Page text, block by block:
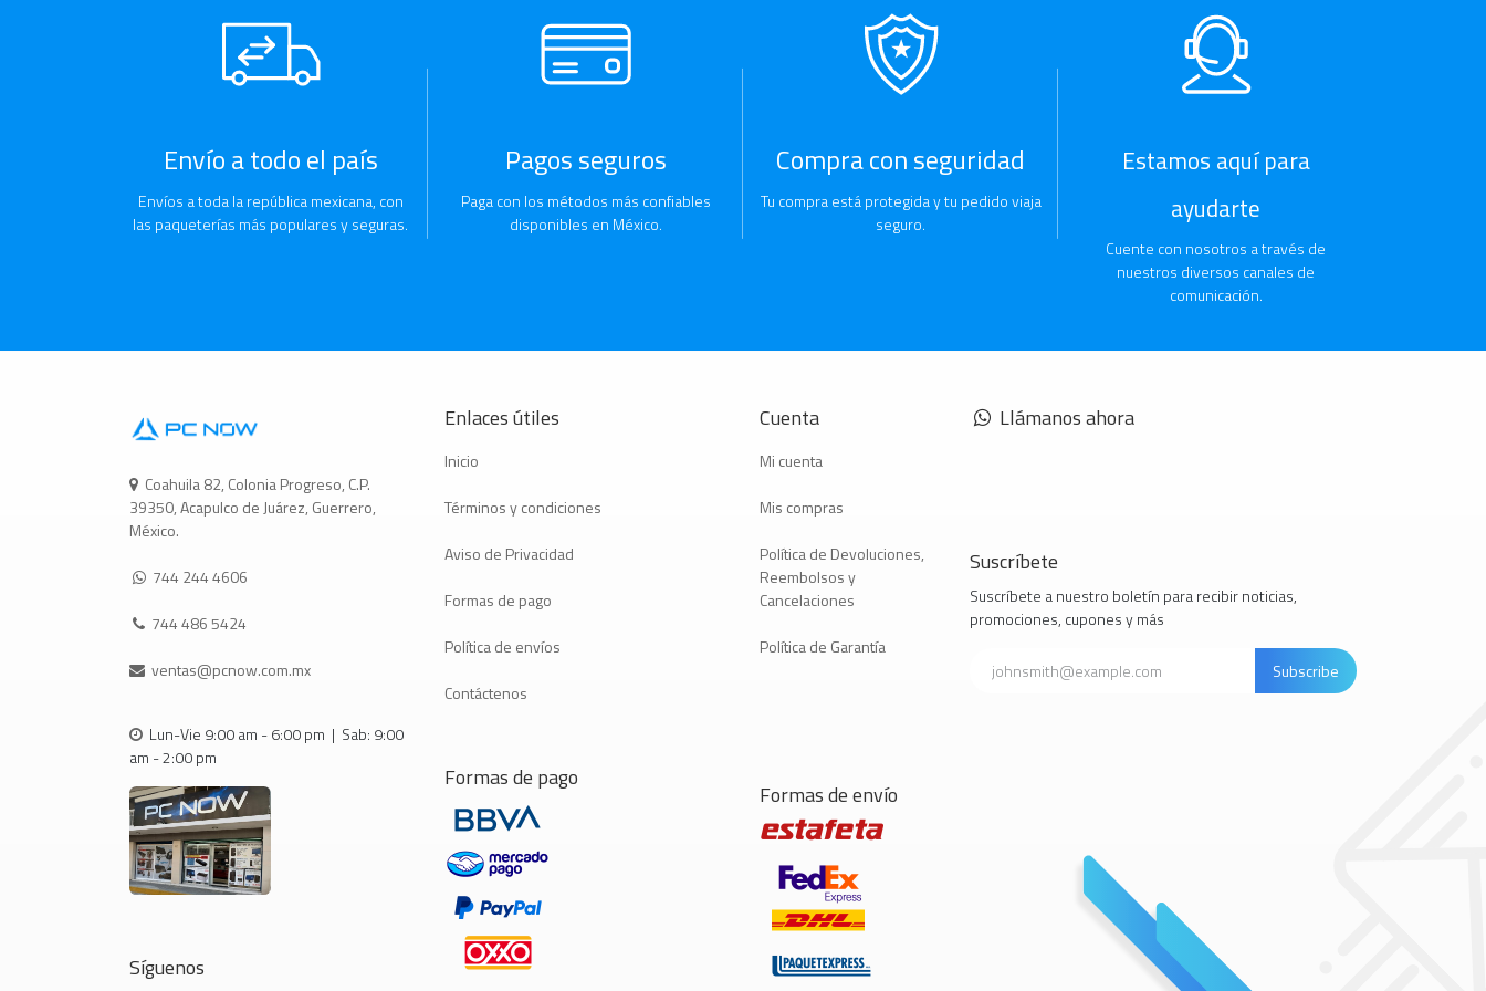
Envío a todo el país
Envíos a toda la república mexicana, con
las paqueterías más populares y seguras.
Pagos seguros
Paga con los métodos más confiables
disponibles en México.
Compra con seguridad
Tu compra está protegida y tu pedido viaja
seguro.
Estamos aquí para
ayudarte
Cuente con nosotros a través de
nuestros diversos canales de
comunicación.
Coahuila 82, Colonia Progreso, C.P.
39350, Acapulco de Juárez, Guerrero,
México.
744 244 4606
744 486 5424
ventas@pcnow.com.mx
Lun-Vie 9:00 am - 6:00 pm | Sab: 9:00
am - 2:00 pm
Síguenos
Enlaces útiles
Inicio
Términos y condiciones
Aviso de Privacidad
Formas de pago
Política de envíos
Contáctenos
Formas de pago
Cuenta
Mi cuenta
Mis compras
Política de Devoluciones,
Reembolsos y
Cancelaciones
Política de Garantía
Formas de envío
Llámanos ahora
Suscríbete
Suscríbete a nuestro boletín para recibir noticias,
promociones, cupones y más
Subscribe